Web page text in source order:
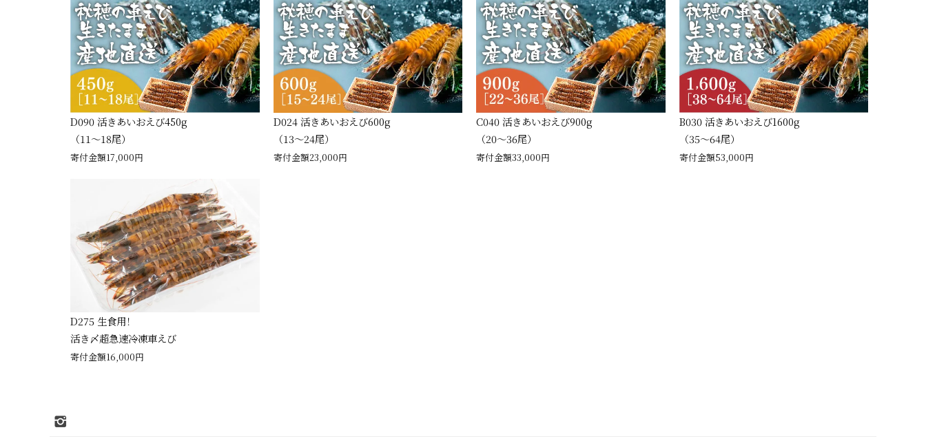
D090 活きあいおえび450g
（11～18尾）
寄付金額17,000円
D024 活きあいおえび600g
（13～24尾）
寄付金額23,000円
C040 活きあいおえび900g
（20～36尾）
寄付金額33,000円
B030 活きあいおえび1600g
（35～64尾）
寄付金額53,000円
D275 生食用！
活き〆超急速冷凍車えび
寄付金額16,000円